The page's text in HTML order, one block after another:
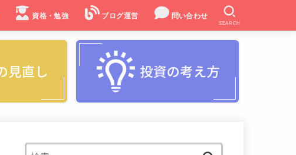
資格・勉強 ブログ運営 問い合わせ
SEARCH